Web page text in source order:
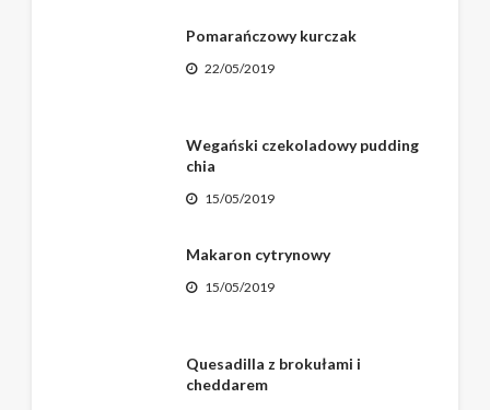
Pomarańczowy kurczak
22/05/2019
Wegański czekoladowy pudding
chia
15/05/2019
Makaron cytrynowy
15/05/2019
Quesadilla z brokułami i
cheddarem